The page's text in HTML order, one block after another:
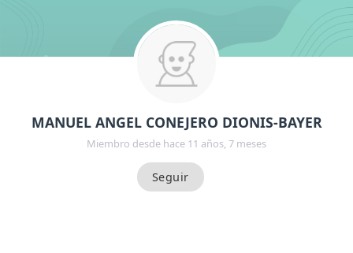
MANUEL ANGEL CONEJERO DIONIS-BAYER
Miembro desde hace 11 años, 7 meses